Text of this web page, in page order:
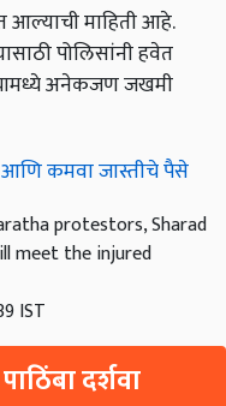
माहिती आहे.
पोलिसांनी हवेत
अनेकजण जखमी
कमवा जास्तीचे पैसे
protestors, Sharad
meet the injured
IST
दर्शवा